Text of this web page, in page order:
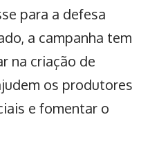
para a defesa
a campanha tem
na criação de
os produtores
e fomentar o